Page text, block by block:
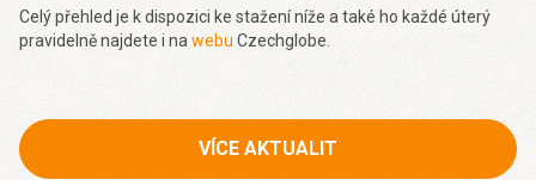
Celý přehled je k dispozici ke stažení níže a také ho každé úterý
pravidelně najdete i na webu Czechglobe.
VÍCE AKTUALIT